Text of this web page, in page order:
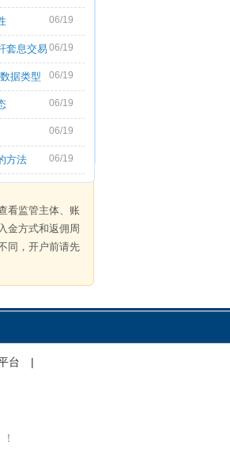
06/19
套息交易 06/19
据类型 06/19
06/19
06/19
方法 06/19
看监管主体、账
金方式和返佣周
同，开户前请先
台
|